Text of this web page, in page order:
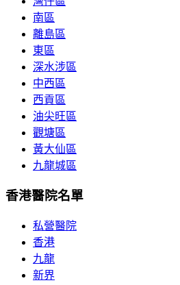
南區
離島區
東區
深水涉區
中西區
西貢區
油尖旺區
觀塘區
黃大仙區
九龍城區
香港醫院名單
私營醫院
香港
九龍
新界